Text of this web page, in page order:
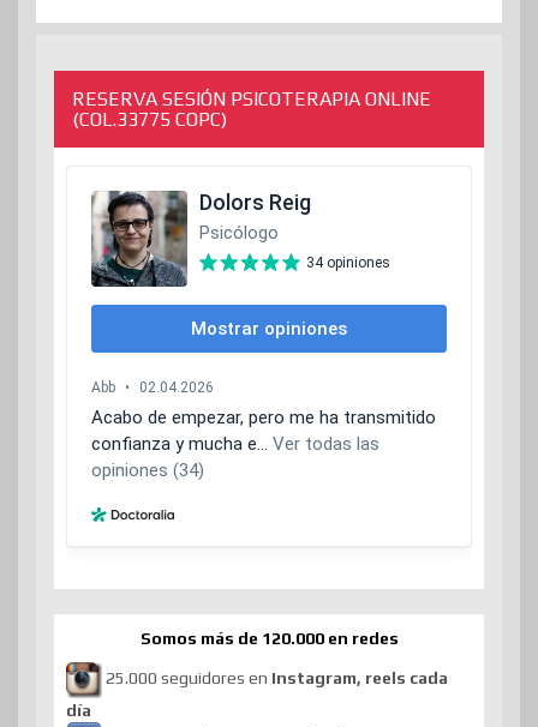
RESERVA SESIÓN PSICOTERAPIA ONLINE
(COL.33775 COPC)
Somos más de 120.000 en redes
25.000 seguidores en Instagram, reels cada
día